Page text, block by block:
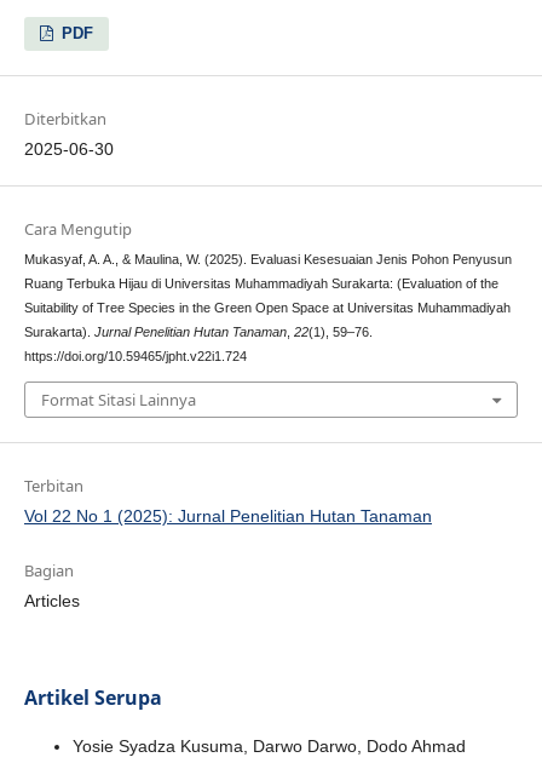
PDF
Diterbitkan
2025-06-30
Cara Mengutip
Mukasyaf, A. A., & Maulina, W. (2025). Evaluasi Kesesuaian Jenis Pohon Penyusun
Ruang Terbuka Hijau di Universitas Muhammadiyah Surakarta: (Evaluation of the
Suitability of Tree Species in the Green Open Space at Universitas Muhammadiyah
Surakarta). Jurnal Penelitian Hutan Tanaman, 22(1), 59–76.
https://doi.org/10.59465/jpht.v22i1.724
Format Sitasi Lainnya
Terbitan
Vol 22 No 1 (2025): Jurnal Penelitian Hutan Tanaman
Bagian
Articles
Artikel Serupa
Yosie Syadza Kusuma, Darwo Darwo, Dodo Ahmad